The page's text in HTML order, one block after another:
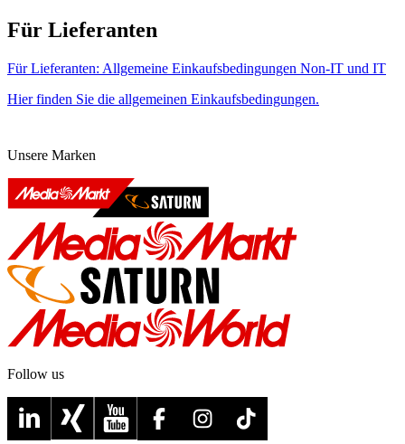
Für Lieferanten
Für Lieferanten: Allgemeine Einkaufsbedingungen Non-IT und IT
Hier finden Sie die allgemeinen Einkaufsbedingungen.
Unsere Marken
Follow us